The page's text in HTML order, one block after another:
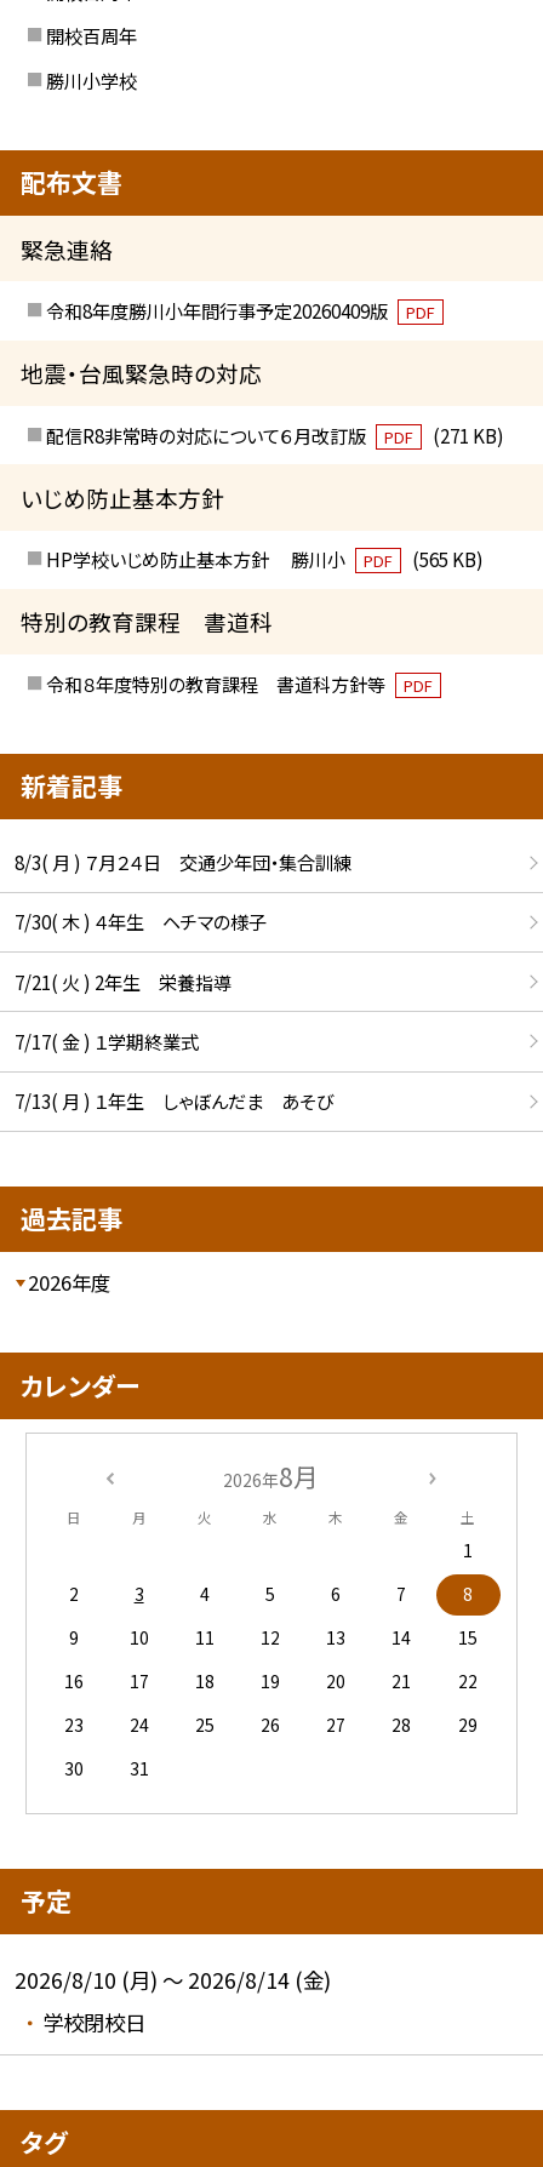
開校百周年
勝川小学校
配布文書
緊急連絡
令和8年度勝川小年間行事予定20260409版 PDF
地震・台風緊急時の対応
配信R8非常時の対応について６月改訂版 PDF (271 KB)
いじめ防止基本方針
HP学校いじめ防止基本方針 勝川小 PDF (565 KB)
特別の教育課程 書道科
令和８年度特別の教育課程 書道科方針等 PDF
新着記事
8/3( 月 ) ７月２４日 交通少年団・集合訓練
7/30( 木 ) ４年生 ヘチマの様子
7/21( 火 ) 2年生 栄養指導
7/17( 金 ) １学期終業式
7/13( 月 ) １年生 しゃぼんだま あそび
過去記事
2026年度
カレンダー
2026年8月
日 月 火 水 木 金 土
1
2
3 4 5 6 7
8
9
10 11 12 13 14
15
16
17 18 19 20 21
22
23
24 25 26 27 28
29
30
31
予定
2026/8/10 (月) ～ 2026/8/14 (金)
学校閉校日
タグ